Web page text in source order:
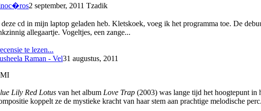
2 september, 2011 Tzadik
cd in mijn laptop geladen heb. Kletskoek, voeg ik het programma toe. De
allegaartje. Vogeltjes, een zange...
te lezen...
Raman - Vel31 augustus, 2011
Lily Red Lotus van het album Love Trap (2003) was lange tijd het hoogtepunt in
koppelt ze de mystieke kracht van haar stem aan prachtige melodische